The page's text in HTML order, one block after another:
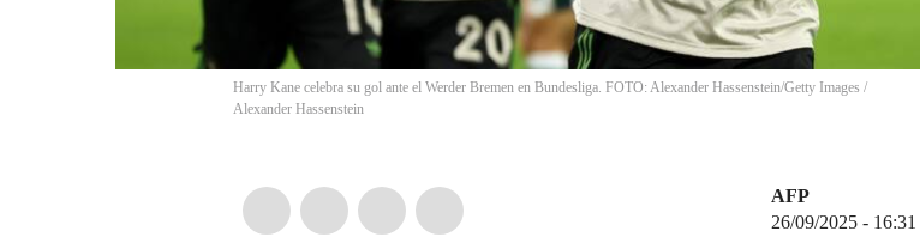
Harry Kane celebra su gol ante el Werder Bremen en Bundesliga. FOTO: Alexander Hassenstein/Getty Images /
Alexander Hassenstein
AFP
26/09/2025 - 16:31